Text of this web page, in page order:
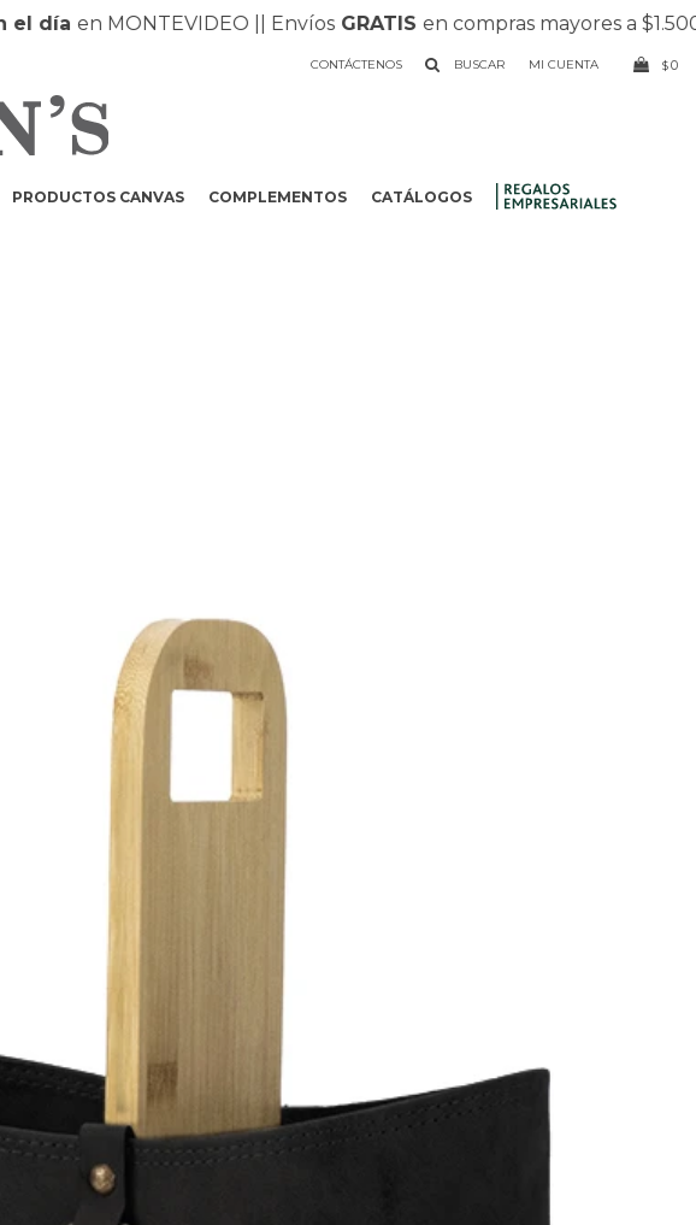
díaen MONTEVIDEO || EnvíosGRATISen compras mayores a $1.500 ||
PRODUCTOS CANVAS COMPLEMENTOS CATÁLOGOS
CONTÁCTENOS $0